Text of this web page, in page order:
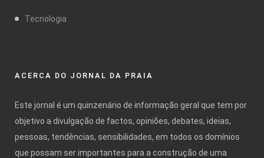
Tecnologia
ACERCA DO JORNAL DA PRAIA
Este jornal é um quinzenário de informação geral que tem por
objetivo a divulgação de factos, opiniões, debates, ideias,
pessoas, tendências, sensibilidades, em todos os domínios
que possam ser importantes para a construção de uma